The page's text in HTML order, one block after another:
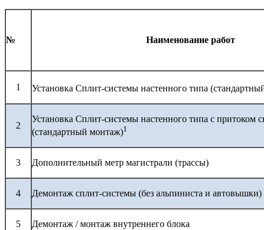
№ Наименование работ
1 Установка Сплит-системы настенного типа
2
Установка Сплит-системы настенного типа с притоком
(стандартный монтаж)1
3 Дополнительный метр магистрали (трассы)
4 Демонтаж сплит-системы (без альпиниста и автовышки)
5 Демонтаж / монтаж внутреннего блока